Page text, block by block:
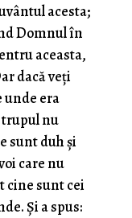
acesta;
Domnul în
aceasta,
dacă veţi
unde era
trupul nu
sunt duh şi
care nu
cine sunt cei
Şi a spus: